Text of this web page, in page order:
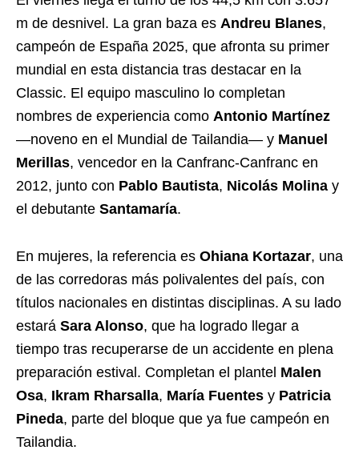
m de desnivel. La gran baza es Andreu Blanes,
campeón de España 2025, que afronta su primer
mundial en esta distancia tras destacar en la
Classic. El equipo masculino lo completan
nombres de experiencia como Antonio Martínez
—noveno en el Mundial de Tailandia— y Manuel
Merillas, vencedor en la Canfranc-Canfranc en
2012, junto con Pablo Bautista, Nicolás Molina y
el debutante Santamaría.
En mujeres, la referencia es Ohiana Kortazar, una
de las corredoras más polivalentes del país, con
títulos nacionales en distintas disciplinas. A su lado
estará Sara Alonso, que ha logrado llegar a
tiempo tras recuperarse de un accidente en plena
preparación estival. Completan el plantel Malen
Osa, Ikram Rharsalla, María Fuentes y Patricia
Pineda, parte del bloque que ya fue campeón en
Tailandia.